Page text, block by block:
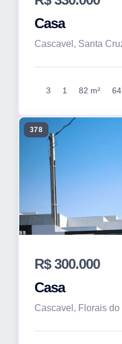
Casa
Cascavel, Santa
3 1 82 m²
378
R$ 300.000
Casa
Cascavel, Florais do